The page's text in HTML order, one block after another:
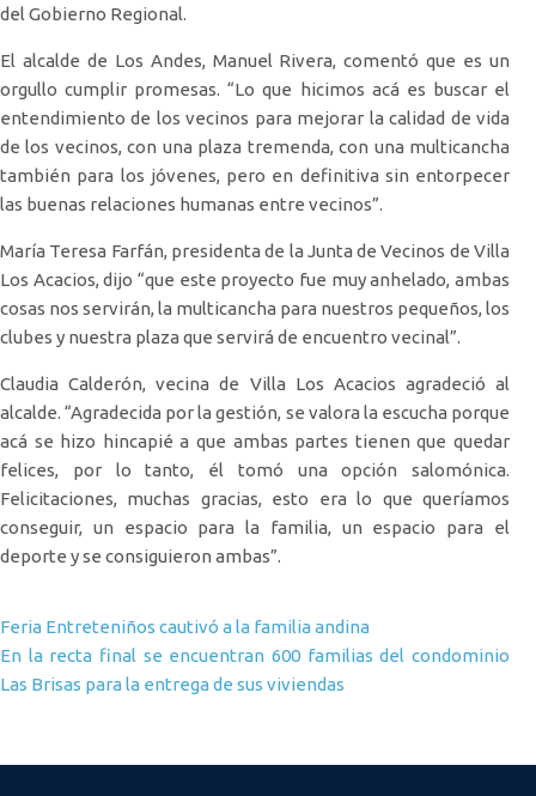
del Gobierno Regional.
El alcalde de Los Andes, Manuel Rivera, comentó que es un
orgullo cumplir promesas. “Lo que hicimos acá es buscar el
entendimiento de los vecinos para mejorar la calidad de vida
de los vecinos, con una plaza tremenda, con una multicancha
también para los jóvenes, pero en definitiva sin entorpecer
las buenas relaciones humanas entre vecinos”.
María Teresa Farfán, presidenta de la Junta de Vecinos de Villa
Los Acacios, dijo “que este proyecto fue muy anhelado, ambas
cosas nos servirán, la multicancha para nuestros pequeños, los
clubes y nuestra plaza que servirá de encuentro vecinal”.
Claudia Calderón, vecina de Villa Los Acacios agradeció al
alcalde. “Agradecida por la gestión, se valora la escucha porque
acá se hizo hincapié a que ambas partes tienen que quedar
felices, por lo tanto, él tomó una opción salomónica.
Felicitaciones, muchas gracias, esto era lo que queríamos
conseguir, un espacio para la familia, un espacio para el
deporte y se consiguieron ambas”.
Navegación de entradas
Feria Entreteniños cautivó a la familia andina
En la recta final se encuentran 600 familias del condominio
Las Brisas para la entrega de sus viviendas